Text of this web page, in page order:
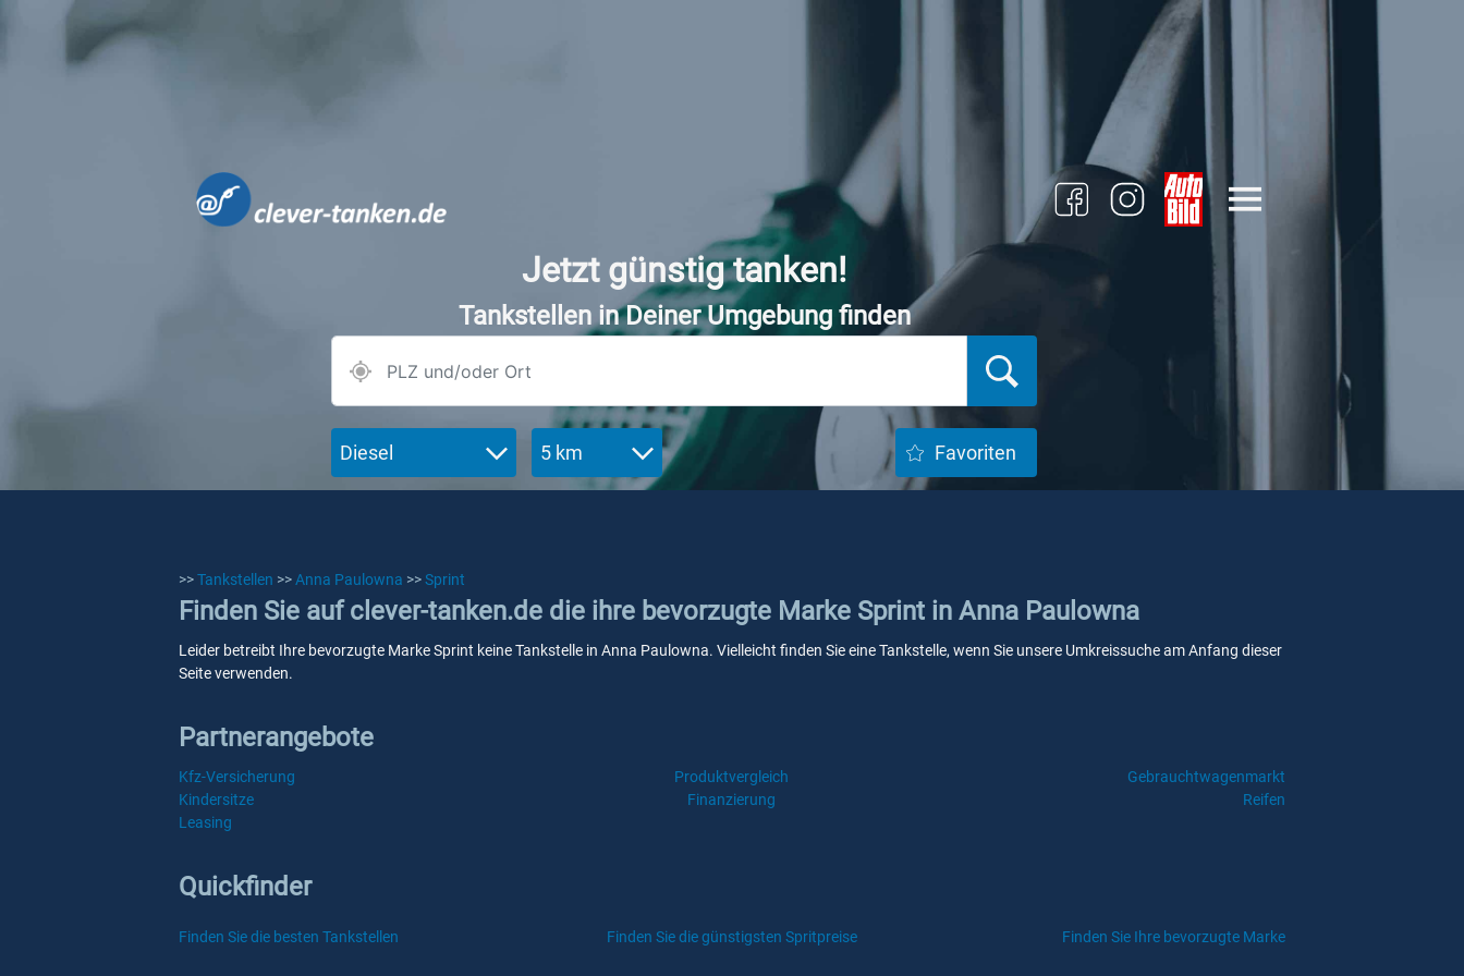
Jetzt günstig tanken!
Tankstellen in Deiner Umgebung finden
Diesel 5 km Favoriten
>>Tankstellen >>Anna Paulowna >>Sprint
Finden Sie auf clever-tanken.de die ihre bevorzugte Marke Sprint in Anna Paulowna
Leider betreibt Ihre bevorzugte Marke Sprint keine Tankstelle in Anna Paulowna. Vielleicht finden Sie eine Tankstelle, wenn Sie unsere Umkreissuche am Anfang dieser
Seite verwenden.
Partnerangebote
Kfz-Versicherung Produktvergleich
Gebrauchtwagenmarkt
Kindersitze
Finanzierung
Reifen
Leasing
Quickfinder
Finden Sie die besten Tankstellen Finden Sie die günstigsten Spritpreise Finden Sie Ihre bevorzugte Marke